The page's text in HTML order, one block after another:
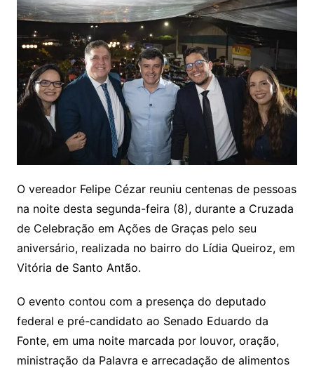
O vereador Felipe Cézar reuniu centenas de pessoas
na noite desta segunda-feira (8), durante a Cruzada
de Celebração em Ações de Graças pelo seu
aniversário, realizada no bairro do Lídia Queiroz, em
Vitória de Santo Antão.
O evento contou com a presença do deputado
federal e pré-candidato ao Senado Eduardo da
Fonte, em uma noite marcada por louvor, oração,
ministração da Palavra e arrecadação de alimentos